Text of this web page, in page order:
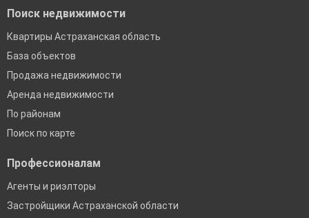
Поиск недвижимости
Квартиры Астраханская область
База объектов
Продажа недвижимости
Аренда недвижимости
По районам
Поиск по карте
Профессионалам
Агенты и риэлторы
Застройщики Астраханской области